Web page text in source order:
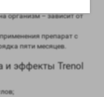
организм – зависит от
препарат с
пяти месяцев.
и эффекты Trenol